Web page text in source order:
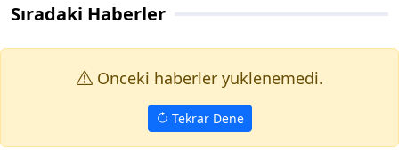
Sıradaki Haberler
Onceki haberler yuklenemedi.
Tekrar Dene